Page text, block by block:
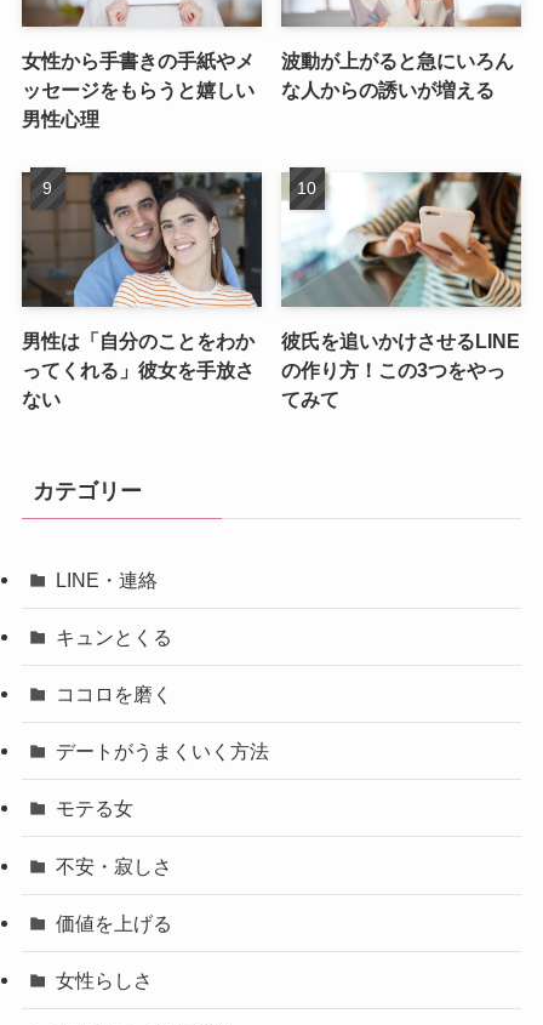
女性から手書きの手紙やメ
ッセージをもらうと嬉しい
男性心理
波動が上がると急にいろん
な人からの誘いが増える
男性は「自分のことをわか
ってくれる」彼女を手放さ
ない
彼氏を追いかけさせるLINE
の作り方！この3つをやっ
てみて
カテゴリー
LINE・連絡
キュンとくる
ココロを磨く
デートがうまくいく方法
モテる女
不安・寂しさ
価値を上げる
女性らしさ